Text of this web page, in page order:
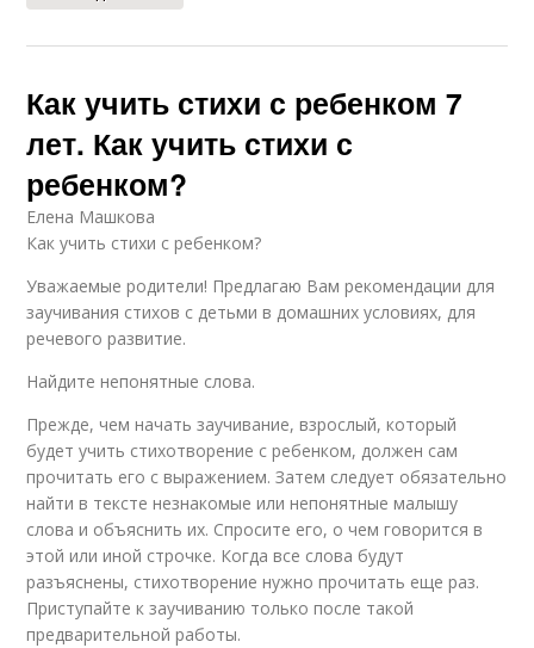
Как учить стихи с ребенком 7
лет. Как учить стихи с
ребенком?
Елена Машкова
Как учить стихи с ребенком?
Уважаемые родители! Предлагаю Вам рекомендации для
заучивания стихов с детьми в домашних условиях, для
речевого развитие.
Найдите непонятные слова.
Прежде, чем начать заучивание, взрослый, который
будет учить стихотворение с ребенком, должен сам
прочитать его с выражением. Затем следует обязательно
найти в тексте незнакомые или непонятные малышу
слова и объяснить их. Спросите его, о чем говорится в
этой или иной строчке. Когда все слова будут
разъяснены, стихотворение нужно прочитать еще раз.
Приступайте к заучиванию только после такой
предварительной работы.